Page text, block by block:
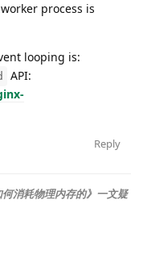
process is
looping is:
API:
Reply
消耗物理内存的》一文疑